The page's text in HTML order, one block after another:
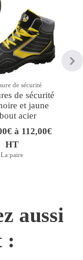
de sécurité
de sécurité
et jaune
acier
à 112,00€
HT
La paire
aussi
: